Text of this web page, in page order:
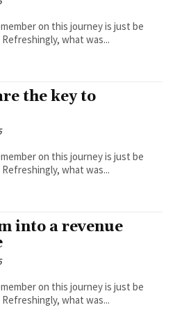
on this journey is just be
nice to everyone and always smile. Refreshingly, what was...
the key to
on this journey is just be
nice to everyone and always smile. Refreshingly, what was...
into a revenue
on this journey is just be
nice to everyone and always smile. Refreshingly, what was...